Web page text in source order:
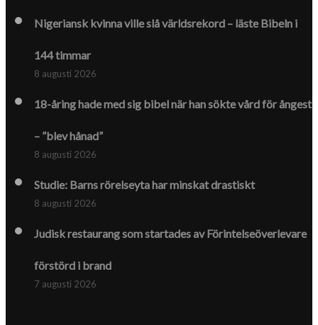
Nigeriansk kvinna ville slå världs­rekord – läste Bibeln i
144 timmar
8 augusti 2026
18-åring hade med sig bibel när han sökte vård för ångest
– ”blev hånad”
8 augusti 2026
Studie: Barns rörelseyta har minskat drastiskt
8 augusti 2026
Judisk restaurang som startades av Förintelse­överlevare
förstörd i brand
7 augusti 2026